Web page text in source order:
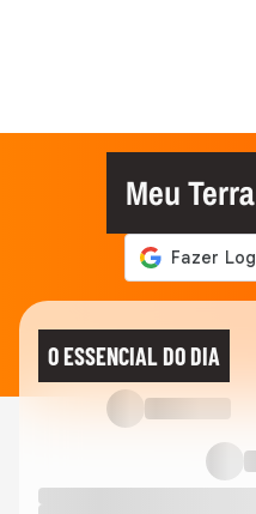
Meu Terra
O ESSENCIAL DO DIA